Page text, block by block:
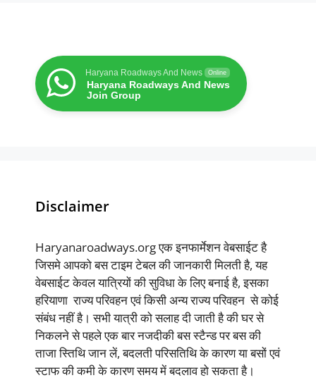
Haryana Roadways And News Online
Haryana Roadways And News
Join Group
Disclaimer
Haryanaroadways.org एक इनफार्मेशन वेबसाईट है
जिसमे आपको बस टाइम टेबल की जानकारी मिलती है, यह
वेबसाईट केवल यात्रियों की सुविधा के लिए बनाई है, इसका
हरियाणा राज्य परिवहन एवं किसी अन्य राज्य परिवहन से कोई
संबंध नहीं है। सभी यात्री को सलाह दी जाती है की घर से
निकलने से पहले एक बार नजदीकी बस स्टैन्ड पर बस की
ताजा स्तिथि जान लें, बदलती परिसतिथि के कारण या बसों एवं
स्टाफ की कमी के कारण समय में बदलाव हो सकता है।